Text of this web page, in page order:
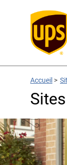
Accueil >